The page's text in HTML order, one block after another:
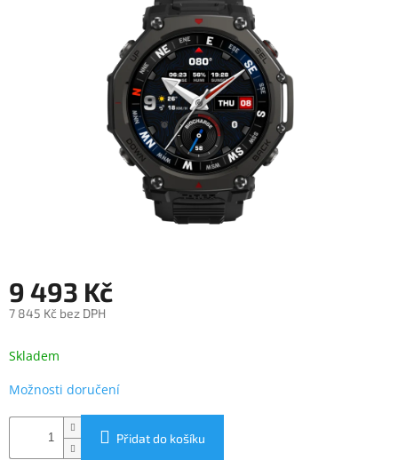
Obchodní
podmínky
Rozšíření
záruk
pojištění
Splátky
9 493 Kč
7 845 Kč bez DPH
cena:
Skladem
Možnosti doručení
Přidat do košíku